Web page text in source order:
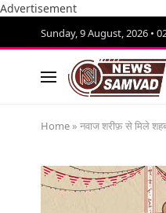
Advertisement
Sunday, 9 August, 2026 •
Home » नवाज शरीफ़ से मिले